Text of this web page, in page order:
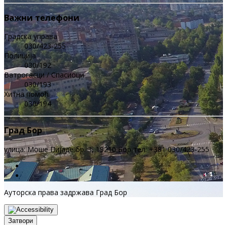
Важни телефони
Градска управа
030/423-255
Полиција
030/192
Ватрогасци / Спасиоци
030/193
Хитна помоћ
030/194
Град Бор
улица: Моше Пијаде бр. 3, 19210 Бор тел: +381 030/423-255
Ауторска права задржава Град Бор
Затвори